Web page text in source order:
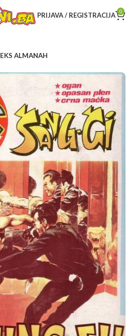
PRIJAVA / REGISTRACIJA 0
EKS ALMANAH